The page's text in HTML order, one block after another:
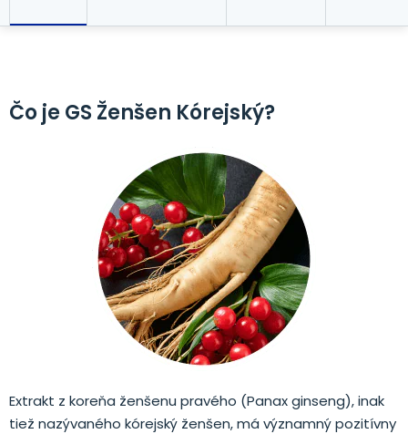
Čo je GS Ženšen Kórejský?
Extrakt z koreňa ženšenu pravého (Panax ginseng), inak
tiež nazývaného kórejský ženšen, má významný pozitívny